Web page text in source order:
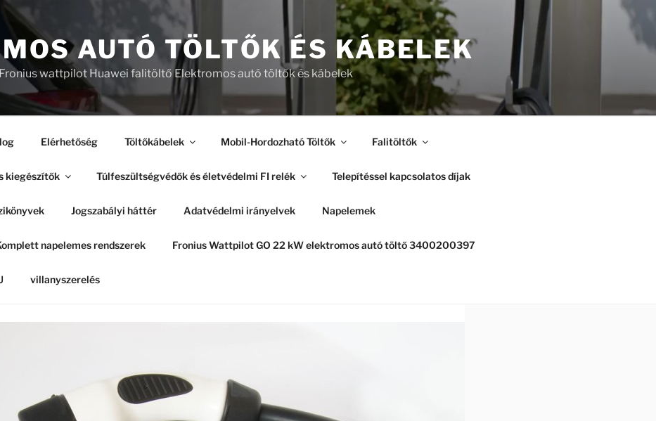
AUTÓ TÖLTŐK ÉS KÁBELEK
Fronius wattpilot Huawei falitöltő Elektromos autó töltők és kábelek
Elérhetőség Töltőkábelek Mobil-Hordozható Töltők Falitöltők
kiegészítők Túlfeszültségvédők és életvédelmi FI relék Telepítéssel kapcsolatos díjak
Jogszabályi háttér Adatvédelmi irányelvek Napelemek
napelemes rendszerek Fronius Wattpilot GO 22 kW elektromos autó töltő 3400200397
villanyszerelés